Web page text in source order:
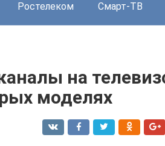
Ростелеком Смарт-ТВ
на
моделях